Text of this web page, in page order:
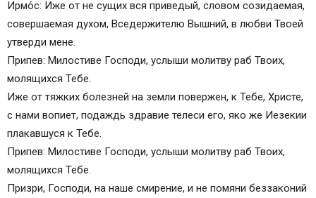
Ирмо́с: Иже от не сущих вся приведый, словом созидаемая,
совершаемая духом, Вседержителю Вышний, в любви Твоей
утверди мене.
Припев: Милостиве Господи, услыши молитву раб Твоих,
молящихся Тебе.
Иже от тяжких болезней на земли повержен, к Тебе, Христе,
с нами вопиет, подаждь здравие телеси его, яко же Иезекии
плакавшуся к Тебе.
Припев: Милостиве Господи, услыши молитву раб Твоих,
молящихся Тебе.
Призри, Господи, на наше смирение, и не помяни беззаконий